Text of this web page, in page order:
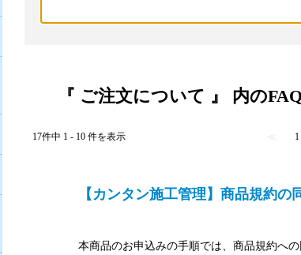
『 ご注文について 』 内のFAQ
17件中 1 - 10 件を表示 ≪
【カンタン施工管理】商品規約
本商品のお申込みの手順では、商品規約へ